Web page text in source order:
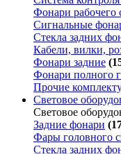
Фонари рабочего
Сигнальные
Стекла задних
Кабели, вилки,
Фонари задние
Фонари полного
Прочие
Световое
Световое
Задние фонари
Фары головного
Стекла задних